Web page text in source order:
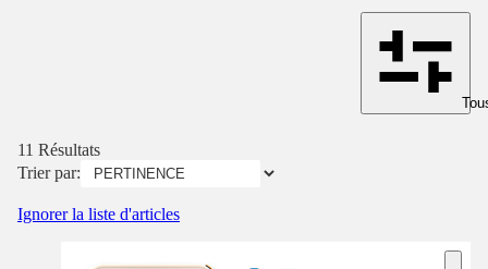
11 Résultats
Trier par:
Ignorer la liste d'articles